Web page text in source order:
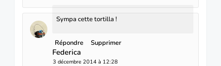
Sympa cette tortilla !
Répondre Supprimer
Federica
3 décembre 2014 à 12:28